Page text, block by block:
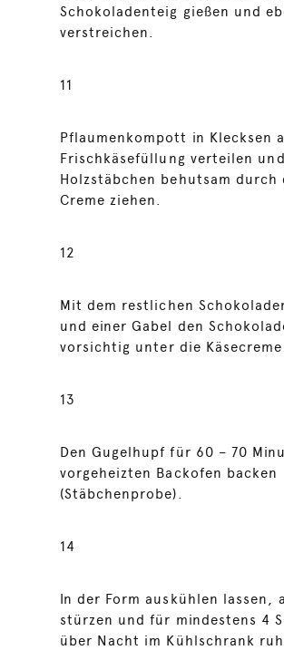
Schokoladenteig gießen und
verstreichen.
11
Pflaumenkompott in Klecksen
Frischkäsefüllung verteilen
Holzstäbchen behutsam durch
Creme ziehen.
12
Mit dem restlichen
und einer Gabel den
vorsichtig unter die
13
Den Gugelhupf für 60 – 70
vorgeheizten Backofen backen
(Stäbchenprobe).
14
In der Form auskühlen lassen,
stürzen und für mindestens 4
über Nacht im Kühlschrank